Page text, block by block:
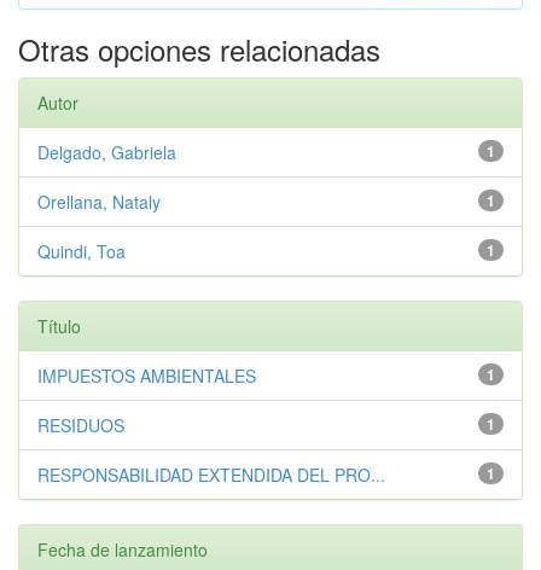
Otras opciones relacionadas
Autor
1
Delgado, Gabriela
1
Orellana, Nataly
1
Quindi, Toa
Título
1
IMPUESTOS AMBIENTALES
1
RESIDUOS
1
RESPONSABILIDAD EXTENDIDA DEL PRO...
Fecha de lanzamiento